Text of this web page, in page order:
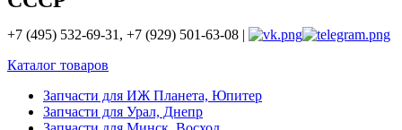
+7 (495) 532-69-31, +7 (929) 501-63-08 |
Каталог товаров
Запчасти для ИЖ Планета, Юпитер
Запчасти для Урал, Днепр